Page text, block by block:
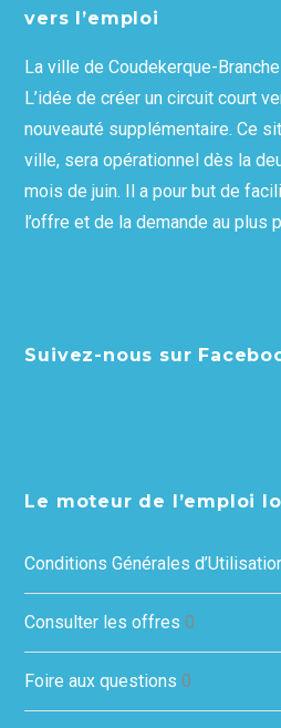
vers l’emploi
La ville de Coudekerque-
L’idée de créer un circuit court
nouveauté supplémentaire. Ce
ville, sera opérationnel dès la
mois de juin. Il a pour but de
l’offre et de la demande au plus
Suivez-nous sur
Le moteur de l’emploi
Conditions Générales
Consulter les offres 0
Foire aux questions 0